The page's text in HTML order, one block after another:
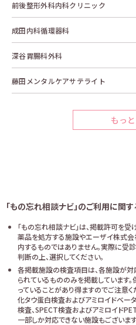
前後整形外科内科クリニック
成田内科循環器科
深谷胃腸科外科
藤田メンタルケアサテライト
もっ
「もの忘れ相談ナビ」のご利用に関
「もの忘れ相談ナビ」は、掲載許可を
薬品を処方する施設やエーザイ株式会
内するものではありません。実際に受
判断の上、選択してください。
各掲載施設の検査項目は、各施設が
られているもののみを掲載しています
っていることがあり得ますのでご注意
化タウ蛋白検査およびアミロイドベー
検査、SPECT検査およびアミロイド
一部しか対応できない施設もございます